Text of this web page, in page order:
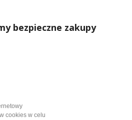
bezpieczne zakupy
cookies w celu